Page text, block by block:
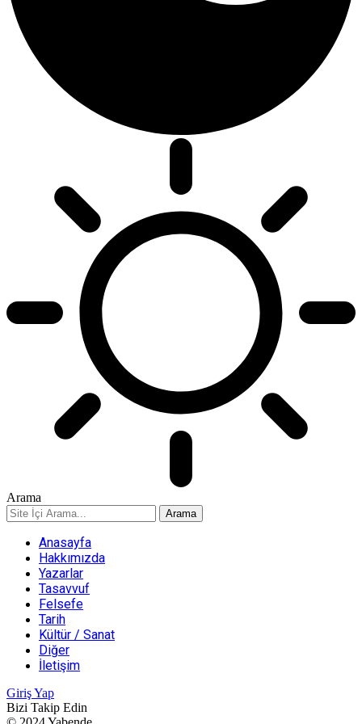
Arama
Anasayfa
Hakkımızda
Yazarlar
Tasavvuf
Felsefe
Tarih
Kültür / Sanat
Diğer
İletişim
Giriş Yap
Bizi Takip Edin